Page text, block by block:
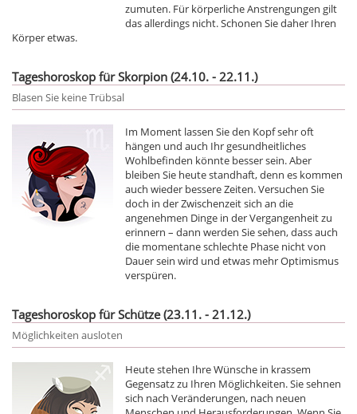
zumuten. Für körperliche Anstrengungen gilt
das allerdings nicht. Schonen Sie daher Ihren
Körper etwas.
Tageshoroskop für Skorpion (24.10. - 22.11.)
Blasen Sie keine Trübsal
Im Moment lassen Sie den Kopf sehr oft
hängen und auch Ihr gesundheitliches
Wohlbefinden könnte besser sein. Aber
bleiben Sie heute standhaft, denn es kommen
auch wieder bessere Zeiten. Versuchen Sie
doch in der Zwischenzeit sich an die
angenehmen Dinge in der Vergangenheit zu
erinnern – dann werden Sie sehen, dass auch
die momentane schlechte Phase nicht von
Dauer sein wird und etwas mehr Optimismus
verspüren.
Tageshoroskop für Schütze (23.11. - 21.12.)
Möglichkeiten ausloten
Heute stehen Ihre Wünsche in krassem
Gegensatz zu Ihren Möglichkeiten. Sie sehnen
sich nach Veränderungen, nach neuen